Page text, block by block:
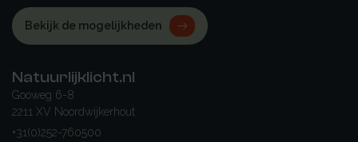
Bekijk de mogelijkheden
Natuurlijklicht.nl
Gooweg 6-8
2211 XV Noordwijkerhout
+31(0)252-760500